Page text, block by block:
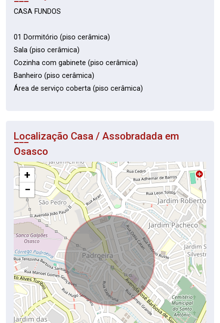
CASA FUNDOS
01 Dormitório (piso cerâmica)
Sala (piso cerâmica)
Cozinha com gabinete (piso cerâmica)
Banheiro (piso cerâmica)
Área de serviço coberta (piso cerâmica)
Localização Casa / Assobradada em
Osasco
+
−